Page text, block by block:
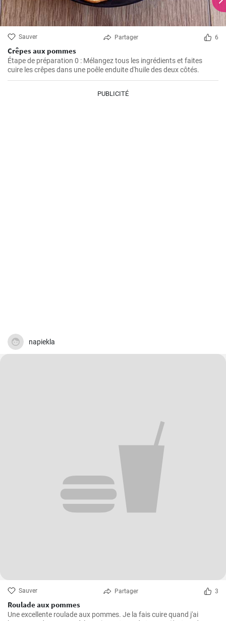
Sauver Partager 6
Crêpes aux pommes
Étape de préparation 0 : Mélangez tous les ingrédients et faites
cuire les crêpes dans une poêle enduite d'huile des deux côtés.
PUBLICITÉ
napiekla
Sauver Partager 3
Roulade aux pommes
Une excellente roulade aux pommes. Je la fais cuire quand j'ai